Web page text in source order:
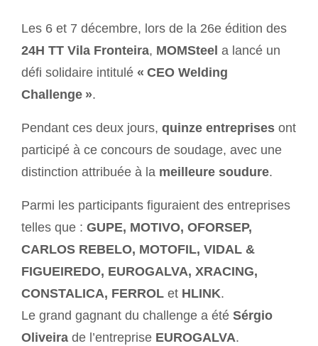
Les 6 et 7 décembre, lors de la 26e édition des
24H TT Vila Fronteira, MOMSteel a lancé un
défi solidaire intitulé « CEO Welding
Challenge ».
Pendant ces deux jours, quinze entreprises ont
participé à ce concours de soudage, avec une
distinction attribuée à la meilleure soudure.
Parmi les participants figuraient des entreprises
telles que : GUPE, MOTIVO, OFORSEP,
CARLOS REBELO, MOTOFIL, VIDAL &
FIGUEIREDO, EUROGALVA, XRACING,
CONSTALICA, FERROL et HLINK.
Le grand gagnant du challenge a été Sérgio
Oliveira de l’entreprise EUROGALVA.